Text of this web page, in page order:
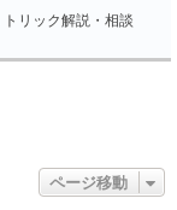
トリック解説・相談
ページ移動